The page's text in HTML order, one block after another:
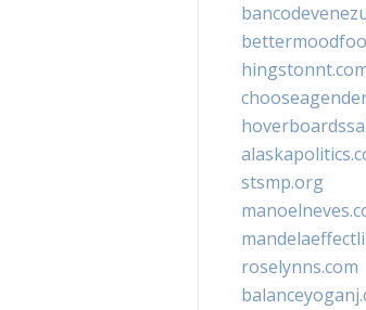
stsmp.org
roselynns.com